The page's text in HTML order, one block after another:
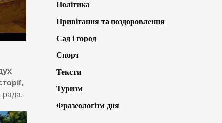
,
рада.
Політика
Привітання та поздоровлення
Сад і город
Спорт
Тексти
Туризм
Фразеологізм дня